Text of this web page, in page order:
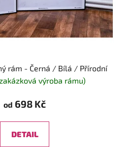
rám - Černá / Bílá / Přírodní
výroba rámu)
od 698 Kč
DETAIL